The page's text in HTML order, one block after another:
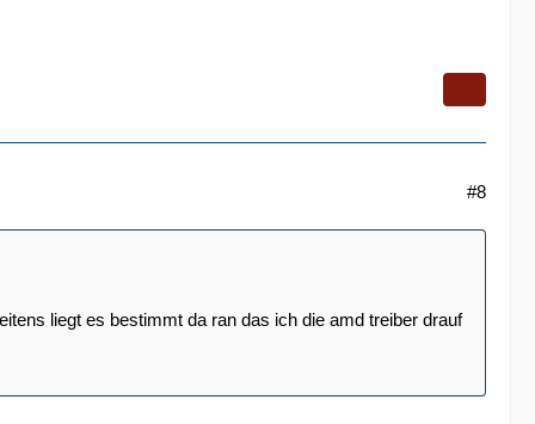
#8
liegt es bestimmt da ran das ich die amd treiber drauf